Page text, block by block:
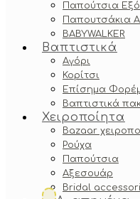
Παπούτσια
Παπουτσάκια
BABYWALKER
Βαπτιστικά
Αγόρι
Κορίτσι
Επίσημα
Βαπτιστικά
Χειροποίητα
Bazaar
Ρούχα
Παπούτσια
Αξεσουάρ
Bridal